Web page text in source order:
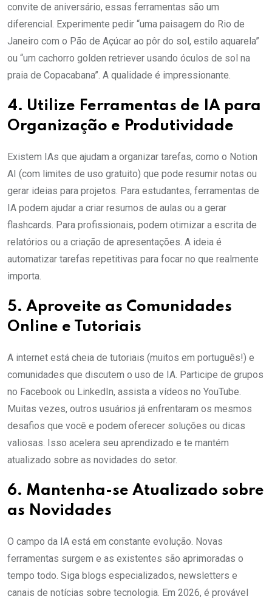
convite de aniversário, essas ferramentas são um
diferencial. Experimente pedir “uma paisagem do Rio de
Janeiro com o Pão de Açúcar ao pôr do sol, estilo aquarela”
ou “um cachorro golden retriever usando óculos de sol na
praia de Copacabana”. A qualidade é impressionante.
4. Utilize Ferramentas de IA para
Organização e Produtividade
Existem IAs que ajudam a organizar tarefas, como o Notion
AI (com limites de uso gratuito) que pode resumir notas ou
gerar ideias para projetos. Para estudantes, ferramentas de
IA podem ajudar a criar resumos de aulas ou a gerar
flashcards. Para profissionais, podem otimizar a escrita de
relatórios ou a criação de apresentações. A ideia é
automatizar tarefas repetitivas para focar no que realmente
importa.
5. Aproveite as Comunidades
Online e Tutoriais
A internet está cheia de tutoriais (muitos em português!) e
comunidades que discutem o uso de IA. Participe de grupos
no Facebook ou LinkedIn, assista a vídeos no YouTube.
Muitas vezes, outros usuários já enfrentaram os mesmos
desafios que você e podem oferecer soluções ou dicas
valiosas. Isso acelera seu aprendizado e te mantém
atualizado sobre as novidades do setor.
6. Mantenha-se Atualizado sobre
as Novidades
O campo da IA está em constante evolução. Novas
ferramentas surgem e as existentes são aprimoradas o
tempo todo. Siga blogs especializados, newsletters e
canais de notícias sobre tecnologia. Em 2026, é provável